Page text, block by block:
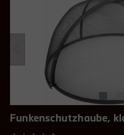
Funkenschutzhaube,